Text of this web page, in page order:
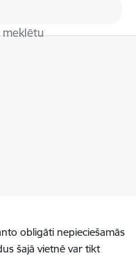
obligāti nepieciešamās
šajā vietnē var tikt